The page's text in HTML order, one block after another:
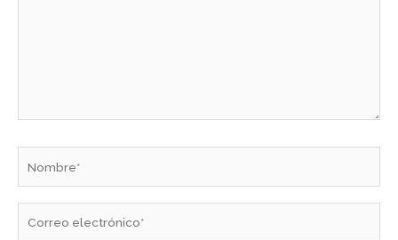
electrónico*